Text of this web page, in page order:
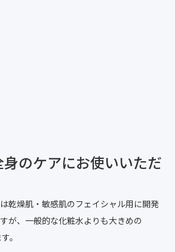
のケアにお使いいただ
乾燥肌・敏感肌のフェイシャル用に開発
が、一般的な化粧水よりも大きめの
。